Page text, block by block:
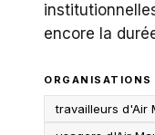
encore la
ORGANISATIONS
travailleurs d'Air